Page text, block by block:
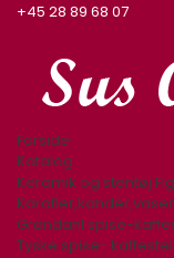
+45 28 89 68 07
Forside
Katalog
Keramik og stentøj
Karafler,kander,vaser
Grøndahl spise-
Tyske spise- kaffestel